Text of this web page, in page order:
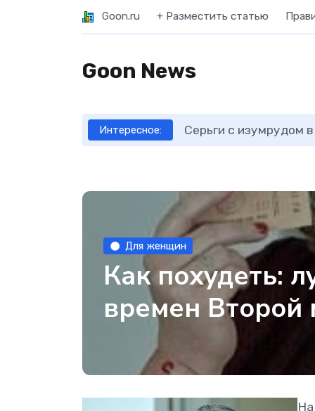
Goon.ru + Разместить статью
Goon News
Интересное: Как отличить новые
Для женщин
Как похудеть:
времен Второй